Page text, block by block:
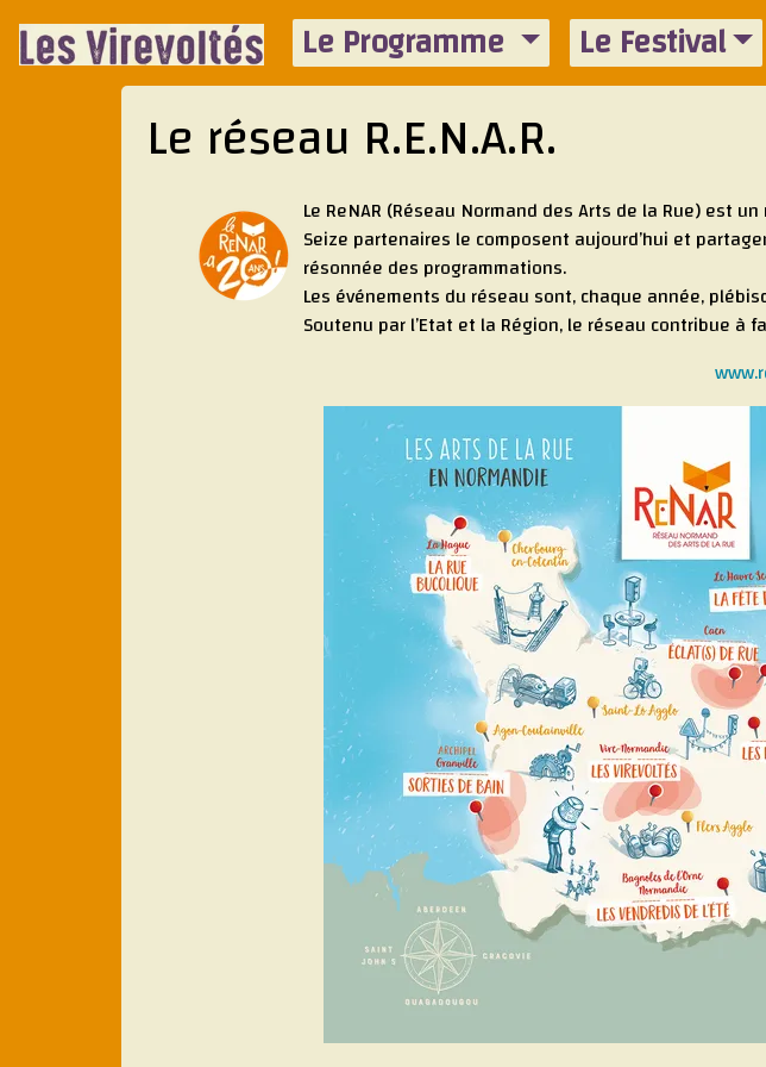
Le Programme Le Festival
Le réseau R.E.N.A.R.
Le ReNAR (Réseau Normand des Arts de la Rue) est
Seize partenaires le composent aujourd’hui et
résonnée des programmations.
Les événements du réseau sont, chaque année,
Soutenu par l’Etat et la Région, le réseau contribue à